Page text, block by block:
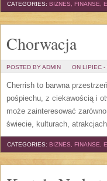
CATEGORIES: BIZNES, FINANSE,
Chorwacja
POSTED BY ADMIN ON LIPIEC -
Cherrish to barwna
pośpiechu, z ciekawością i
może zainteresować
świecie, kulturach,
CATEGORIES: BIZNES, FINANSE,